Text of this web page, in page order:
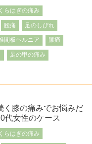
らはぎの痛み
腰痛 足のしびれ
間板ヘルニア 膝痛
足の甲の痛み
く膝の痛みでお悩みだ
代女性のケース
らはぎの痛み